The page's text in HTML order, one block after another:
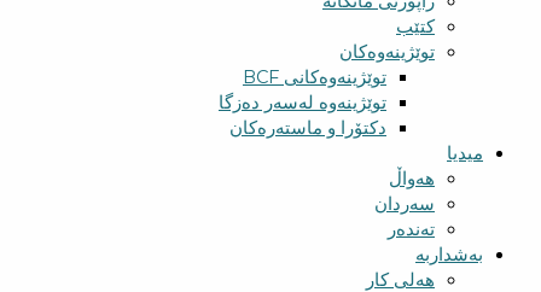
کتێب
توێژینەوەکان
توێژینەوەکانی BCF​
توێژینەوە لەسەر دەزگا
دکتۆرا و ماستەرەکان
میدیا
‌‌هەواڵ
سه‌ردان
تەندەر
بەشداربە
هەلی کار